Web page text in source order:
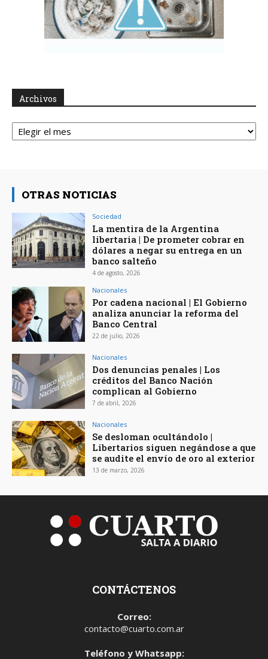
Archivos
Archivos
OTRAS NOTICIAS
Sociedad
La mentira de la Argentina
libertaria | De prometer cobrar en
dólares a negar su entrega en un
banco salteño
4 de agosto, 2026
Nacionales
Por cadena nacional | El Gobierno
analiza anunciar la reforma del
Banco Central
22 de julio, 2026
Nacionales
Dos denuncias penales | Los
créditos del Banco Nación
complican al Gobierno
7 de abril, 2026
Nacionales
Se desloman ocultándolo |
Libertarios siguen negándose a que
se audite el envío de oro al exterior
13 de marzo, 2026
CONTÁCTENOS
Correo:
contacto@cuarto.com.ar
Teléfono y Whatsapp: